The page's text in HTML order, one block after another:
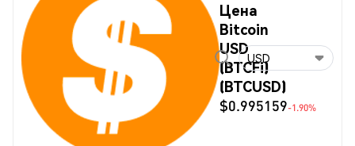
Цена
Bitcoin
USD
(BTCFi)
(BTCUSD)
$0.995159-1.90%
USD